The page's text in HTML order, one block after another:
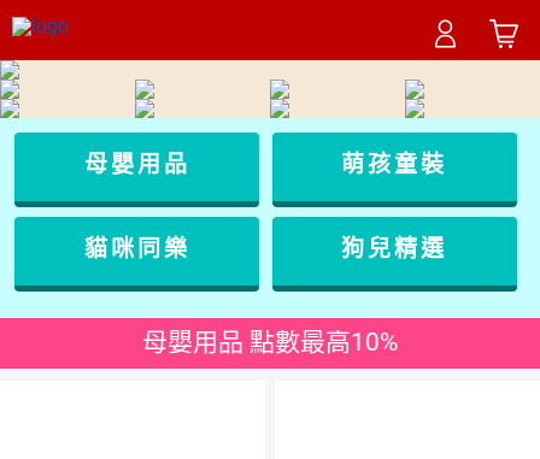
母嬰用品 萌孩童裝
貓咪同樂 狗兒精選
母嬰用品 點數最高10%